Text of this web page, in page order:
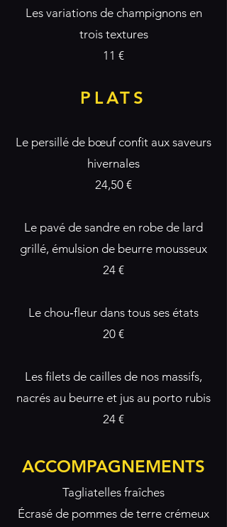
Les variations de champignons en
trois textures
11 €
PLATS
Le persillé de bœuf confit aux saveurs
hivernales
24,50 €
Le pavé de sandre en robe de lard
grillé, émulsion de beurre mousseux
24 €
Le chou‑fleur dans tous ses états
20 €
Les filets de cailles de nos massifs,
nacrés au beurre et jus au porto rubis
24 €
ACCOMPAGNEMENTS
Tagliatelles fraîches
Écrasé de pommes de terre crémeux